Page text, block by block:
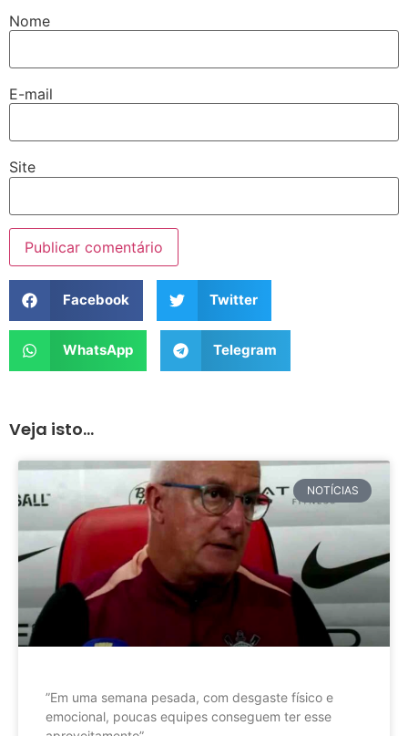
Nome
E-mail
Site
Facebook Twitter
WhatsApp Telegram
Veja isto...
NOTÍCIAS
”Em uma semana pesada, com desgaste físico e
emocional, poucas equipes conseguem ter esse